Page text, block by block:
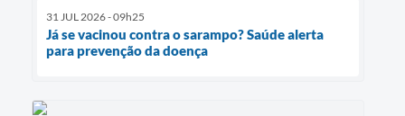
31 JUL 2026 - 09h25
Já se vacinou contra o sarampo? Saúde alerta
para prevenção da doença